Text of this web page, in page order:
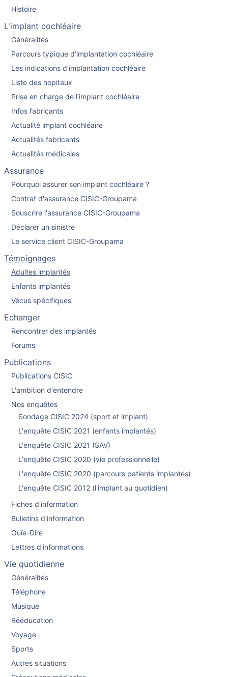
Histoire
L'implant cochléaire
Généralités
Parcours typique d'implantation cochléaire
Les indications d'implantation cochléaire
Liste des hopitaux
Prise en charge de l'implant cochléaire
Infos fabricants
Actualité implant cochléaire
Actualités fabricants
Actualités médicales
Assurance
Pourquoi assurer son implant cochléaire ?
Contrat d'assurance CISIC-Groupama
Souscrire l'assurance CISIC-Groupama
Déclarer un sinistre
Le service client CISIC-Groupama
Témoignages
Adultes implantés
Enfants implantés
Vécus spécifiques
Echanger
Rencontrer des implantés
Forums
Publications
Publications CISIC
L'ambition d'entendre
Nos enquêtes
Sondage CISIC 2024 (sport et implant)
L'enquête CISIC 2021 (enfants implantés)
L'enquête CISIC 2021 (SAV)
L'enquête CISIC 2020 (vie professionnelle)
L'enquête CISIC 2020 (parcours patients implantés)
L'enquête CISIC 2012 (l'implant au quotidien)
Fiches d'information
Bulletins d'information
Ouïe-Dire
Lettres d'informations
Vie quotidienne
Généralités
Téléphone
Musique
Rééducation
Voyage
Sports
Autres situations